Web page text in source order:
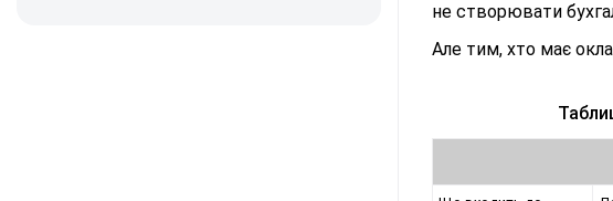
не створювати
Але тим, хто має